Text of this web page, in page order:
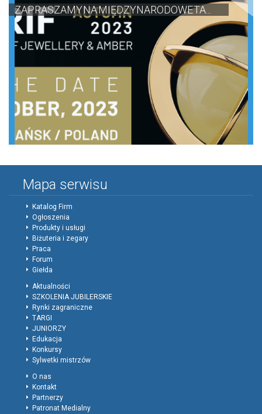
ZAPRASZAMY NA MIĘDZYNARODOWE TA...
Mapa serwisu
Katalog Firm
Ogłoszenia
Produkty i usługi
Biżuteria i zegary
Praca
Forum
Giełda
Aktualności
SZKOLENIA JUBILERSKIE
Rynki zagraniczne
TARGI
JUNIORZY
Edukacja
Konkursy
Sylwetki mistrzów
O nas
Kontakt
Partnerzy
Patronat Medialny